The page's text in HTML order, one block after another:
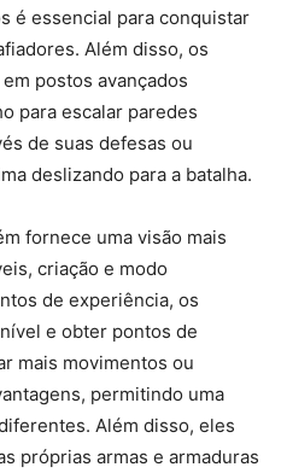
é essencial para conquistar
Além disso, os
postos avançados
para escalar paredes
de suas defesas ou
deslizando para a batalha.
fornece uma visão mais
criação e modo
de experiência, os
e obter pontos de
mais movimentos ou
permitindo uma
Além disso, eles
próprias armas e armaduras